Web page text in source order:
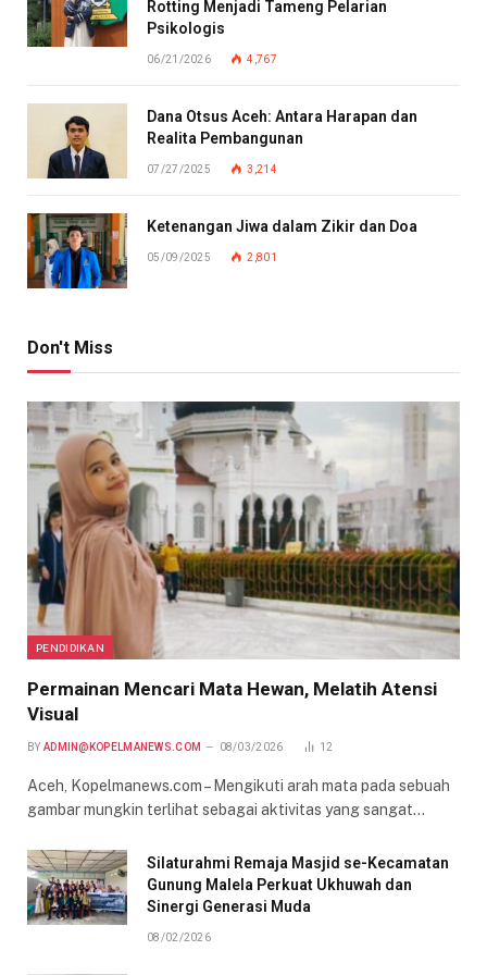
Rotting Menjadi Tameng Pelarian
Psikologis
06/21/2026 4,767
Dana Otsus Aceh: Antara Harapan dan
Realita Pembangunan
07/27/2025 3,214
Ketenangan Jiwa dalam Zikir dan Doa
05/09/2025 2,801
Don't Miss
PENDIDIKAN
Permainan Mencari Mata Hewan, Melatih Atensi
Visual
BY ADMIN@KOPELMANEWS.COM 08/03/2026 12
Aceh, Kopelmanews.com – Mengikuti arah mata pada sebuah
gambar mungkin terlihat sebagai aktivitas yang sangat…
Silaturahmi Remaja Masjid se-Kecamatan
Gunung Malela Perkuat Ukhuwah dan
Sinergi Generasi Muda
08/02/2026